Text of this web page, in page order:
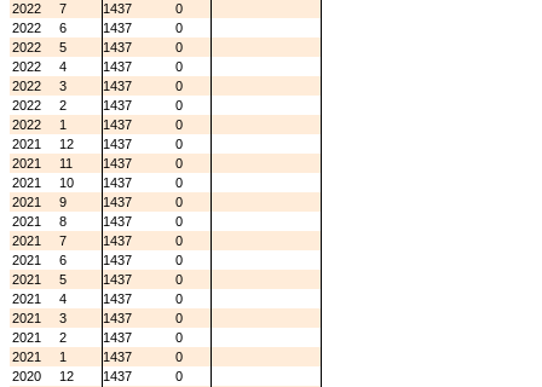
2022
7 1437
0
2022
6 1437
0
2022
5 1437
0
2022
4 1437
0
2022
3 1437
0
2022
2 1437
0
2022
1 1437
0
2021
12 1437
0
2021
11 1437
0
2021
10 1437
0
2021
9 1437
0
2021
8 1437
0
2021
7 1437
0
2021
6 1437
0
2021
5 1437
0
2021
4 1437
0
2021
3 1437
0
2021
2 1437
0
2021
1 1437
0
2020
12 1437
0